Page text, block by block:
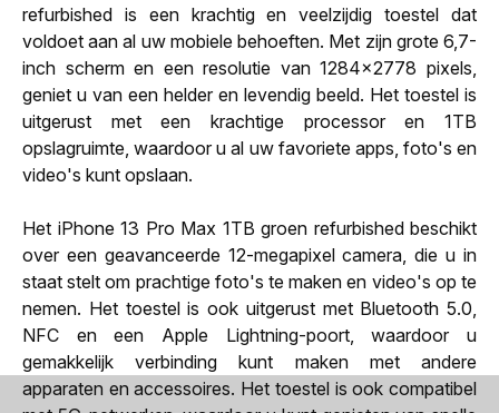
refurbished is een krachtig en veelzijdig toestel dat
voldoet aan al uw mobiele behoeften. Met zijn grote 6,7-
inch scherm en een resolutie van 1284x2778 pixels,
geniet u van een helder en levendig beeld. Het toestel is
uitgerust met een krachtige processor en 1TB
opslagruimte, waardoor u al uw favoriete apps, foto's en
video's kunt opslaan.
Het iPhone 13 Pro Max 1TB groen refurbished beschikt
over een geavanceerde 12-megapixel camera, die u in
staat stelt om prachtige foto's te maken en video's op te
nemen. Het toestel is ook uitgerust met Bluetooth 5.0,
NFC en een Apple Lightning-poort, waardoor u
gemakkelijk verbinding kunt maken met andere
apparaten en accessoires. Het toestel is ook compatibel